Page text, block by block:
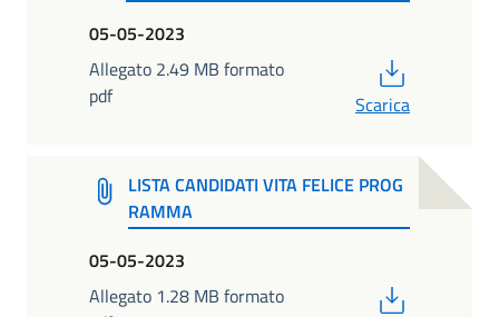
05-05-2023
Allegato 2.49 MB formato
pdf
Scarica
LISTA CANDIDATI VITA FELICE PROG
RAMMA
05-05-2023
Allegato 1.28 MB formato